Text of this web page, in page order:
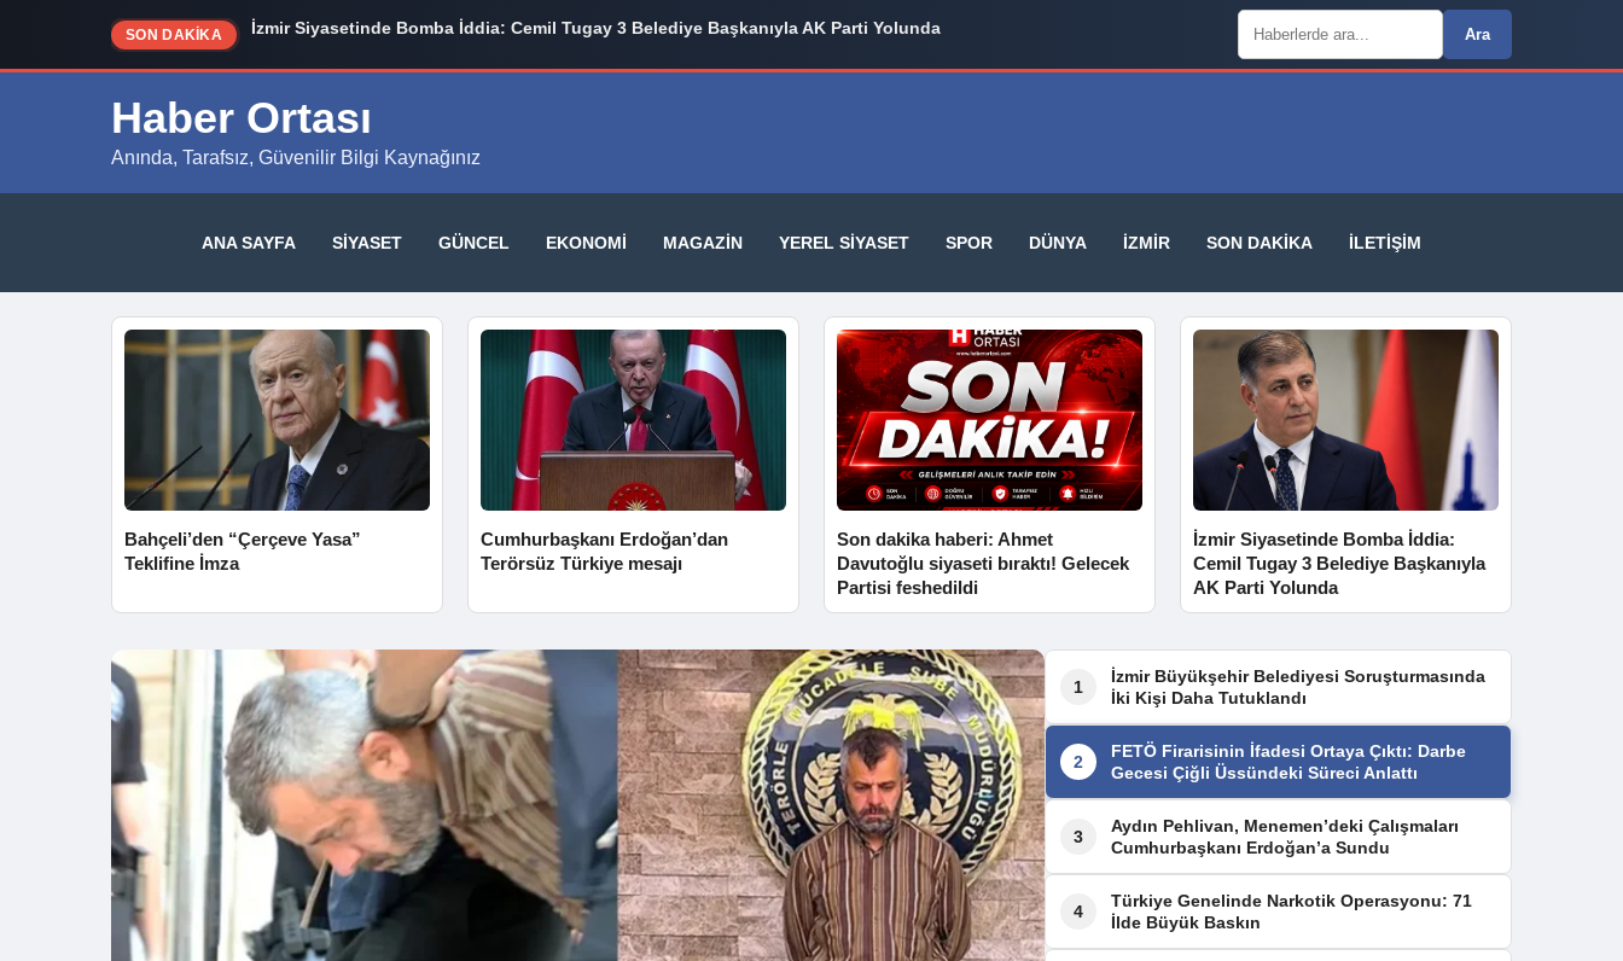
SON DAKİKA İzmir Siyasetinde Bomba İddia: Cemil Tugay 3 Belediye Başkanıyla AK Parti Yolunda Arama:
Ara
Haber Ortası
Anında, Tarafsız, Güvenilir Bilgi Kaynağınız
ANA SAYFA SIYASET GÜNCEL EKONOMI MAGAZIN YEREL SIYASET SPOR DÜNYA İZMIR SON DAKIKA İLETIŞIM
Bahçeli’den “Çerçeve Yasa”
Teklifine İmza
Cumhurbaşkanı Erdoğan’dan
Terörsüz Türkiye mesajı
Son dakika haberi: Ahmet
Davutoğlu siyaseti bıraktı! Gelecek
Partisi feshedildi
İzmir Siyasetinde Bomba İddia:
Cemil Tugay 3 Belediye Başkanıyla
AK Parti Yolunda
1
İzmir Büyükşehir Belediyesi Soruşturmasında
İki Kişi Daha Tutuklandı
2
FETÖ Firarisinin İfadesi Ortaya Çıktı: Darbe
Gecesi Çiğli Üssündeki Süreci Anlattı
3
Aydın Pehlivan, Menemen’deki Çalışmaları
Cumhurbaşkanı Erdoğan’a Sundu
4
Türkiye Genelinde Narkotik Operasyonu: 71
İlde Büyük Baskın